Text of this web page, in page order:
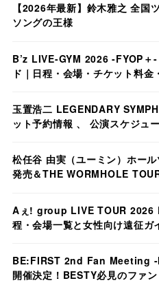
【2026年最新】鈴木雅之 全国
ソングの王様
B’z LIVE-GYM 2026 -FYOP＋
ド｜日程・会場・チケット料金
玉置浩二 LEGENDARY
ット予約情報 、 公演スケジュ
松任谷 由実（ユーミン）ホー
発売＆THE WORMHOLE
Aぇ! group LIVE TOUR 2026
程・会場一覧と女性向け遠征ガ
BE:FIRST 2nd Fan Meeting
開催決定！BESTY必見のファ